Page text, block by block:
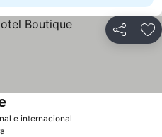
Compartir
e internacional